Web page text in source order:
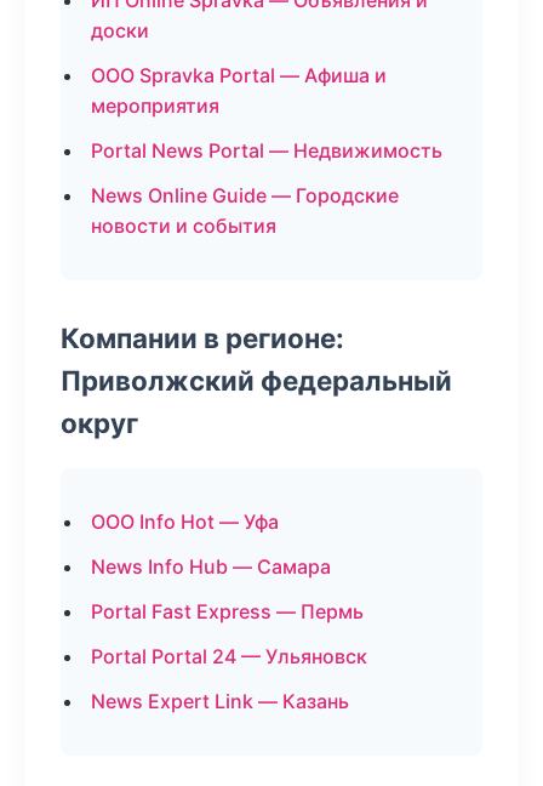
доски
ООО Spravka Portal — Афиша и
мероприятия
Portal News Portal — Недвижимость
News Online Guide — Городские
новости и события
Компании в регионе:
Приволжский федеральный
округ
ООО Info Hot — Уфа
News Info Hub — Самара
Portal Fast Express — Пермь
Portal Portal 24 — Ульяновск
News Expert Link — Казань